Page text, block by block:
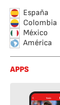
España
Colombia
México
América
APPS